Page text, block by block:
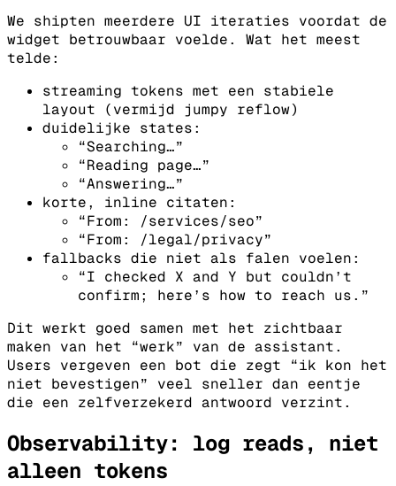
We shipten meerdere UI iteraties voordat de
widget betrouwbaar voelde.
Wat het meest
telde:
streaming tokens met een stabiele
layout (vermijd jumpy reflow)
duidelijke states:
“Searching…”
“Reading page…”
“Answering…”
korte, inline citaten:
“From: /services/seo”
“From: /legal/privacy”
fallbacks die niet als falen voelen:
“I checked X and Y but couldn’t
confirm; here’s how to reach us.”
Dit werkt goed samen met het zichtbaar
maken van het “werk” van de assistant.
Users vergeven een bot die zegt “ik kon het
niet bevestigen” veel sneller dan eentje
die een zelfverzekerd antwoord verzint.
Observability: log reads, niet
alleen tokens